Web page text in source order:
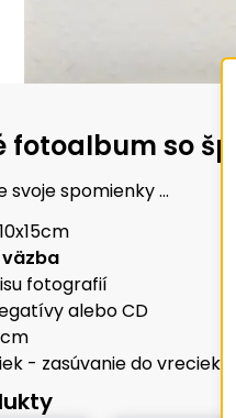
fotoalbum so
spomienky ...
fotografií
alebo CD
- zasúvanie do vreciek